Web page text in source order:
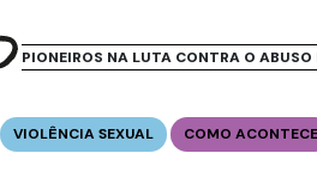
PIONEIROS NA LUTA CONTRA O ABUSO
VIOLÊNCIA SEXUAL COMO ACONTECE